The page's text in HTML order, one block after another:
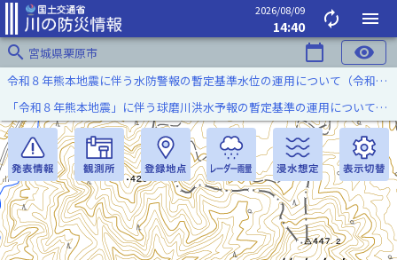
2026/08/09
14:40 autorenew
menu
search 宮城県栗原市 calendar_today visibility
令和８年熊本地震に伴う水防警報の暫定基準水位の運用について（令和８年８月７日）
「令和８年熊本地震」に伴う球磨川洪水予報の暫定基準の運用について（令和８年８月５日）